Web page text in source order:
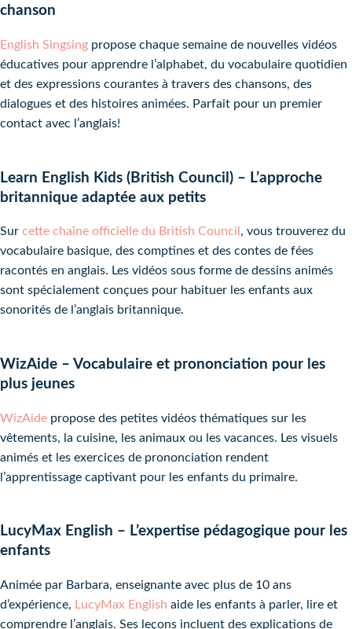
chanson
English Singsing propose chaque semaine de nouvelles vidéos
éducatives pour apprendre l’alphabet, du vocabulaire quotidien
et des expressions courantes à travers des chansons, des
dialogues et des histoires animées. Parfait pour un premier
contact avec l’anglais!
Learn English Kids (British Council) – L’approche
britannique adaptée aux petits
Sur cette chaîne officielle du British Council , vous trouverez du
vocabulaire basique, des comptines et des contes de fées
racontés en anglais. Les vidéos sous forme de dessins animés
sont spécialement conçues pour habituer les enfants aux
sonorités de l’anglais britannique.
WizAide – Vocabulaire et prononciation pour les
plus jeunes
WizAide propose des petites vidéos thématiques sur les
vêtements, la cuisine, les animaux ou les vacances. Les visuels
animés et les exercices de prononciation rendent
l’apprentissage captivant pour les enfants du primaire.
LucyMax English – L’expertise pédagogique pour les
enfants
Animée par Barbara, enseignante avec plus de 10 ans
d’expérience, LucyMax English aide les enfants à parler, lire et
comprendre l’anglais. Ses leçons incluent des explications de